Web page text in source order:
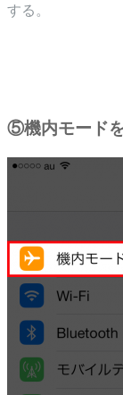
する。
⑤機内モード